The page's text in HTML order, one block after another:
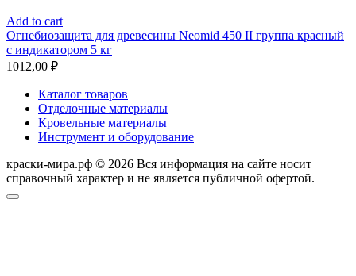
Add to cart
Огнебиозащита для древесины Neomid 450 II группа красный
с индикатором 5 кг
1012,00 ₽
Каталог товаров
Отделочные материалы
Кровельные материалы
Инструмент и оборудование
краски-мира.рф © 2026 Вся информация на сайте носит
справочный характер и не является публичной офертой.